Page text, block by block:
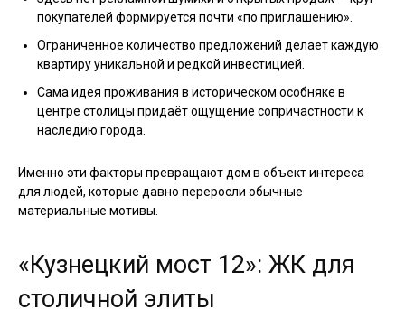
покупателей формируется почти «по приглашению».
Ограниченное количество предложений делает каждую
квартиру уникальной и редкой инвестицией.
Сама идея проживания в историческом особняке в
центре столицы придаёт ощущение сопричастности к
наследию города.
Именно эти факторы превращают дом в объект интереса
для людей, которые давно переросли обычные
материальные мотивы.
«Кузнецкий мост 12»: ЖК для
столичной элиты